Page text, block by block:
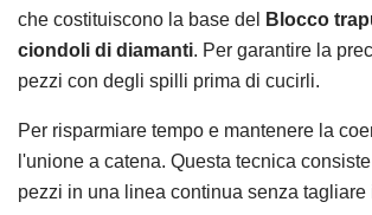
che costituiscono la base del
Blocco
ciondoli di diamanti. Per garantire la
pezzi con degli spilli prima di cucirli.
Per risparmiare tempo e mantenere la
l'unione a catena. Questa tecnica
pezzi in una linea continua senza tagliare